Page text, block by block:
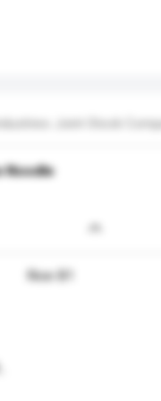
Joint Stock
Noodle
Rice B1